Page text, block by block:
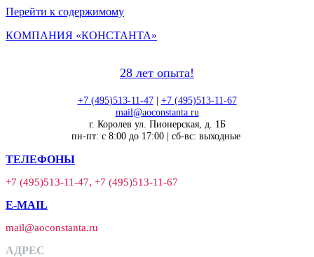
Перейти к содержимому
КОМПАНИЯ «КОНСТАНТА»
28 лет опыта!
+7 (495)513-11-47| +7 (495)513-11-67
mail@aoconstanta.ru
г. Королев ул. Пионерская, д. 1Б
пн-пт: с 8:00 до 17:00 | сб-вс: выходные
ТЕЛЕФОНЫ
+7 (495)513-11-47, +7 (495)513-11-67
E-MAIL
mail@aoconstanta.ru
АДРЕС